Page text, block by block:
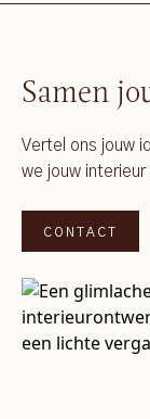
Samen
Vertel ons jouw
we jouw
CONTACT